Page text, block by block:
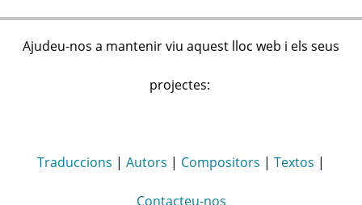
Ajudeu-nos a mantenir viu aquest lloc web i els seus
projectes:
Traduccions | Autors | Compositors | Textos |
Contacteu-nos